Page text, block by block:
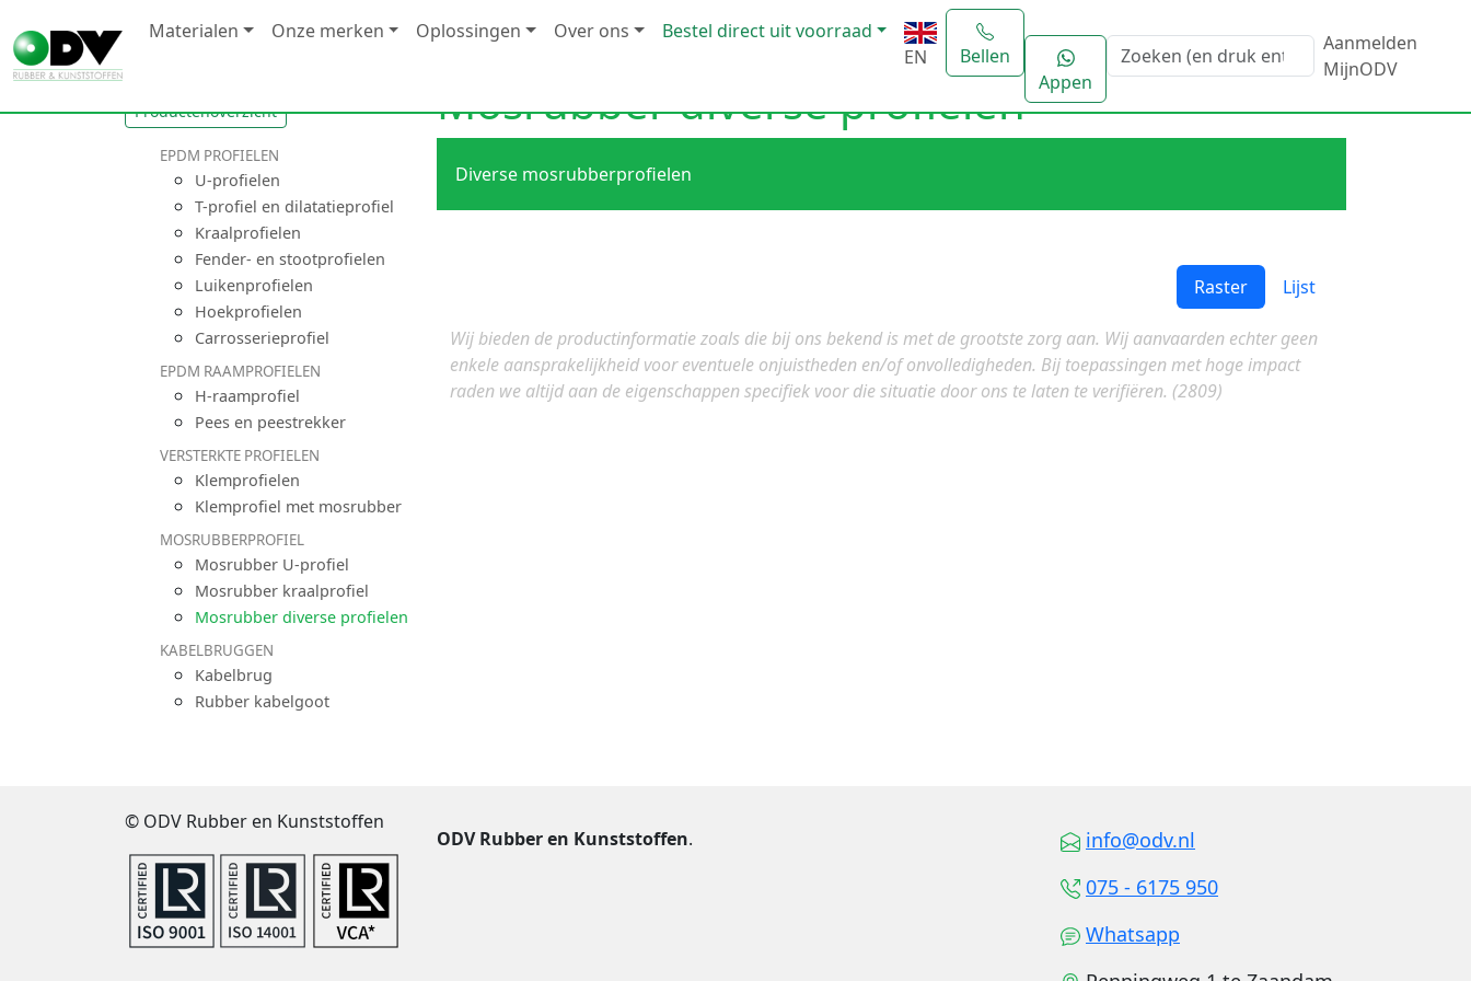
Materialen Onze merken Oplossingen Over ons
Bestel direct uit voorraad
EN
Bellen
Appen
Aanmelden
MijnODV
Productenoverzicht
EPDM PROFIELEN
U-profielen
T-profiel en dilatatieprofiel
Kraalprofielen
Fender- en stootprofielen
Luikenprofielen
Hoekprofielen
Carrosserieprofiel
EPDM RAAMPROFIELEN
H-raamprofiel
Pees en peestrekker
VERSTERKTE PROFIELEN
Klemprofielen
Klemprofiel met mosrubber
MOSRUBBERPROFIEL
Mosrubber U-profiel
Mosrubber kraalprofiel
Mosrubber diverse profielen
KABELBRUGGEN
Kabelbrug
Rubber kabelgoot
Mosrubber diverse profielen
Diverse mosrubberprofielen
Raster Lijst
Wij bieden de productinformatie zoals die bij ons bekend is met de grootste zorg aan. Wij aanvaarden echter geen
enkele aansprakelijkheid voor eventuele onjuistheden en/of onvolledigheden. Bij toepassingen met hoge impact
raden we altijd aan de eigenschappen specifiek voor die situatie door ons te laten te verifiëren. (2809)
© ODV Rubber en Kunststoffen
ODV Rubber en Kunststoffen.
info@odv.nl
075 - 6175 950
Whatsapp